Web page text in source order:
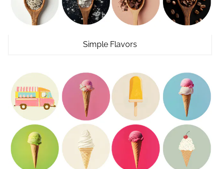
Simple Flavors